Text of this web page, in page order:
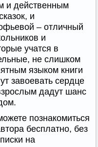
и действенным
и
– отличный
и
учатся в
не слишком
языком книги
завоевать сердце
дадут шанс
познакомиться
бесплатно, без
на